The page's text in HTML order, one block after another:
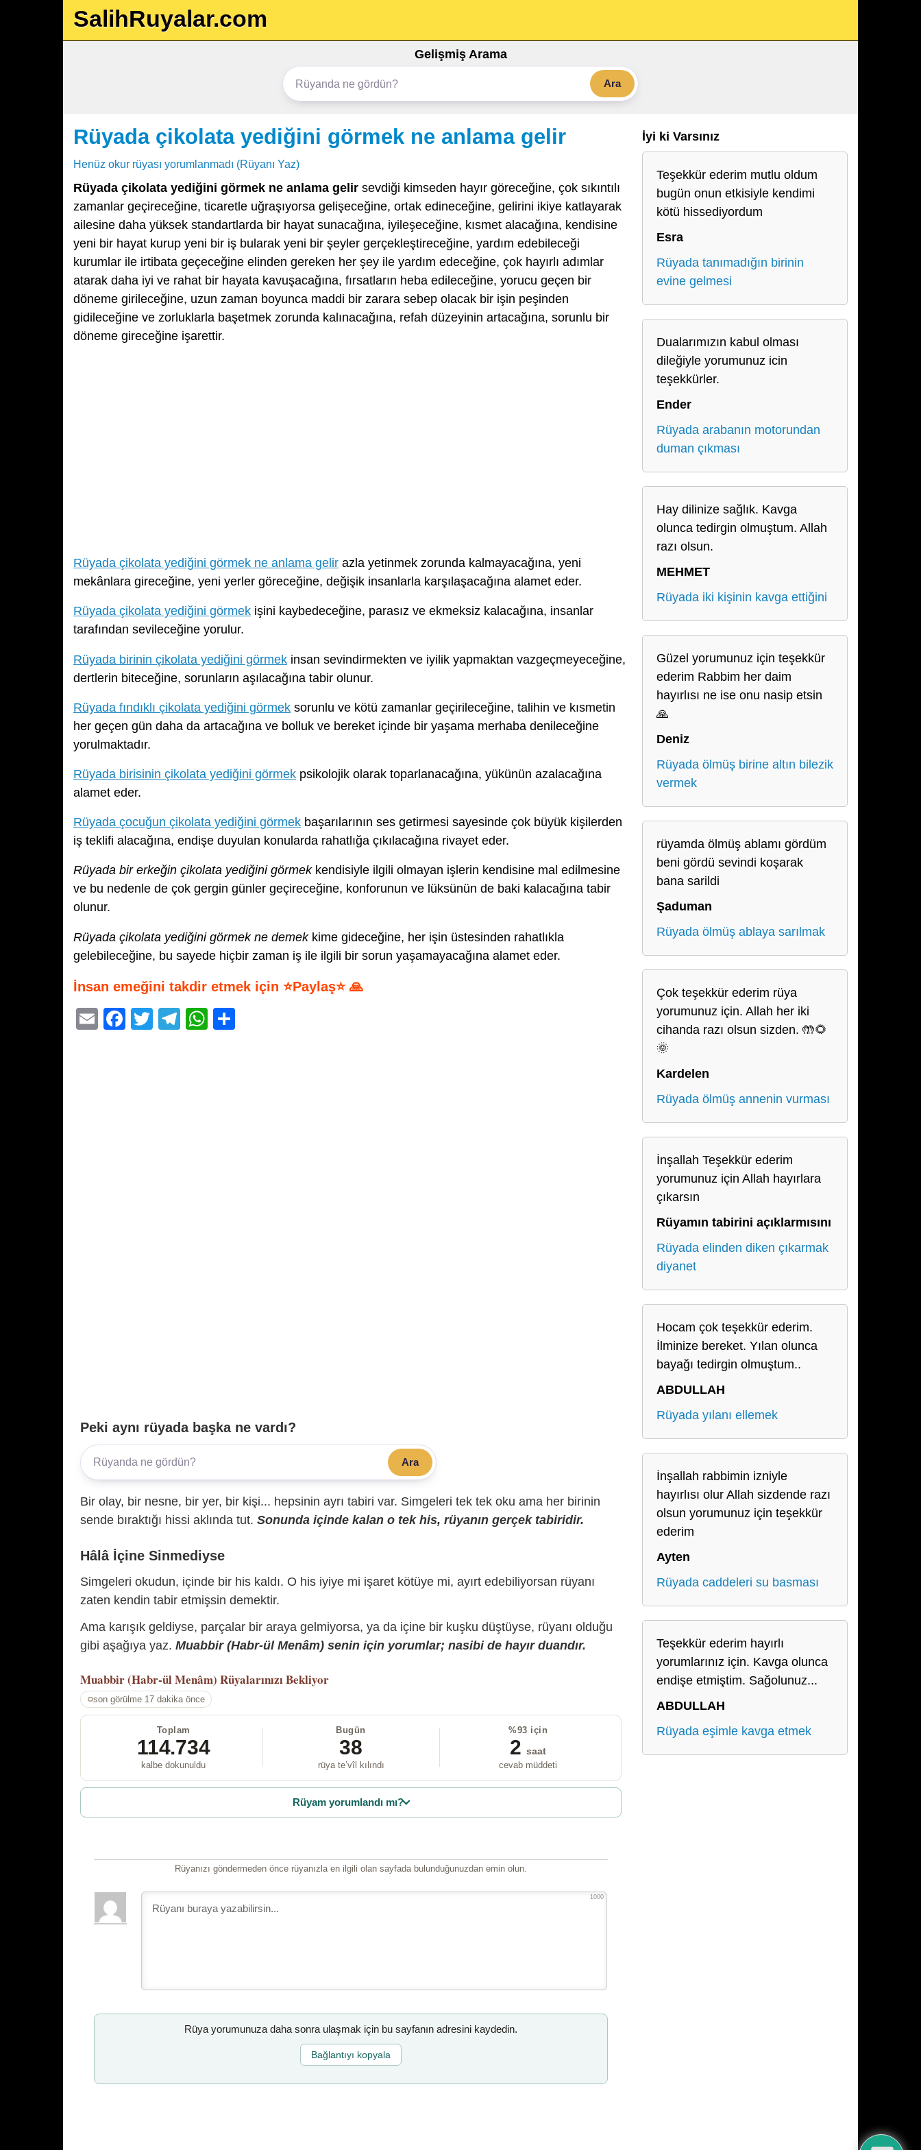
SalihRuyalar.com
Gelişmiş Arama
Ara
Rüyada çikolata yediğini görmek ne anlama gelir
Henüz okur rüyası yorumlanmadı (Rüyanı Yaz)
Rüyada çikolata yediğini görmek ne anlama gelir sevdiği kimseden hayır göreceğine, çok sıkıntılı
zamanlar geçireceğine, ticaretle uğraşıyorsa gelişeceğine, ortak edineceğine, gelirini ikiye katlayarak
ailesine daha yüksek standartlarda bir hayat sunacağına, iyileşeceğine, kısmet alacağına, kendisine
yeni bir hayat kurup yeni bir iş bularak yeni bir şeyler gerçekleştireceğine, yardım edebileceği
kurumlar ile irtibata geçeceğine elinden gereken her şey ile yardım edeceğine, çok hayırlı adımlar
atarak daha iyi ve rahat bir hayata kavuşacağına, fırsatların heba edileceğine, yorucu geçen bir
döneme girileceğine, uzun zaman boyunca maddi bir zarara sebep olacak bir işin peşinden
gidileceğine ve zorluklarla başetmek zorunda kalınacağına, refah düzeyinin artacağına, sorunlu bir
döneme gireceğine işarettir.
Rüyada çikolata yediğini görmek ne anlama gelir azla yetinmek zorunda kalmayacağına, yeni
mekânlara gireceğine, yeni yerler göreceğine, değişik insanlarla karşılaşacağına alamet eder.
Rüyada çikolata yediğini görmek işini kaybedeceğine, parasız ve ekmeksiz kalacağına, insanlar
tarafından sevileceğine yorulur.
Rüyada birinin çikolata yediğini görmek insan sevindirmekten ve iyilik yapmaktan vazgeçmeyeceğine,
dertlerin biteceğine, sorunların aşılacağına tabir olunur.
Rüyada fındıklı çikolata yediğini görmek sorunlu ve kötü zamanlar geçirileceğine, talihin ve kısmetin
her geçen gün daha da artacağına ve bolluk ve bereket içinde bir yaşama merhaba denileceğine
yorulmaktadır.
Rüyada birisinin çikolata yediğini görmek psikolojik olarak toparlanacağına, yükünün azalacağına
alamet eder.
Rüyada çocuğun çikolata yediğini görmek başarılarının ses getirmesi sayesinde çok büyük kişilerden
iş teklifi alacağına, endişe duyulan konularda rahatlığa çıkılacağına rivayet eder.
Rüyada bir erkeğin çikolata yediğini görmekkendisiyle ilgili olmayan işlerin kendisine mal edilmesine
ve bu nedenle de çok gergin günler geçireceğine, konforunun ve lüksünün de baki kalacağına tabir
olunur.
Rüyada çikolata yediğini görmek ne demekkime gideceğine, her işin üstesinden rahatlıkla
gelebileceğine, bu sayede hiçbir zaman iş ile ilgili bir sorun yaşamayacağına alamet eder.
İnsan emeğini takdir etmek için ⭐Paylaş⭐ 🙏
E
F
T
T
W
Peki aynı rüyada başka ne vardı?
Ara
Bir olay, bir nesne, bir yer, bir kişi... hepsinin ayrı tabiri var. Simgeleri tek tek oku ama her birinin
sende bıraktığı hissi aklında tut. Sonunda içinde kalan o tek his, rüyanın gerçek tabiridir.
Hâlâ İçine Sinmediyse
Simgeleri okudun, içinde bir his kaldı. O his iyiye mi işaret kötüye mi, ayırt edebiliyorsan rüyanı
zaten kendin tabir etmişsin demektir.
Ama karışık geldiyse, parçalar bir araya gelmiyorsa, ya da içine bir kuşku düştüyse, rüyanı olduğu
gibi aşağıya yaz. Muabbir (Habr-ül Menâm) senin için yorumlar; nasibi de hayır duandır.
Muabbir (Habr-ül Menâm) Rüyalarınızı Bekliyor
son görülme 17 dakika önce
Toplam
114.734
kalbe dokunuldu
Bugün
38
rüya te’vîl kılındı
%93 için
2 saat
cevab müddeti
Rüyam yorumlandı mı?
Rüyanızı göndermeden önce rüyanızla en ilgili olan sayfada bulunduğunuzdan emin olun.
1000
Rüya yorumunuza daha sonra ulaşmak için bu sayfanın adresini kaydedin.
Bağlantıyı kopyala
İyi ki Varsınız
Teşekkür ederim mutlu oldum
bugün onun etkisiyle kendimi
kötü hissediyordum
Esra
Rüyada tanımadığın birinin
evine gelmesi
Dualarımızın kabul olması
dileğiyle yorumunuz icin
teşekkürler.
Ender
Rüyada arabanın motorundan
duman çıkması
Hay dilinize sağlık. Kavga
olunca tedirgin olmuştum. Allah
razı olsun.
MEHMET
Rüyada iki kişinin kavga ettiğini
Güzel yorumunuz için teşekkür
ederim Rabbim her daim
hayırlısı ne ise onu nasip etsin
🙏
Deniz
Rüyada ölmüş birine altın bilezik
vermek
rüyamda ölmüş ablamı gördüm
beni gördü sevindi koşarak
bana sarildi
Şaduman
Rüyada ölmüş ablaya sarılmak
Çok teşekkür ederim rüya
yorumunuz için. Allah her iki
cihanda razı olsun sizden. 🤲🌻
🌞
Kardelen
Rüyada ölmüş annenin vurması
İnşallah Teşekkür ederim
yorumunuz için Allah hayırlara
çıkarsın
Rüyamın tabirini açıklarmısını
Rüyada elinden diken çıkarmak
diyanet
Hocam çok teşekkür ederim.
İlminize bereket. Yılan olunca
bayağı tedirgin olmuştum..
ABDULLAH
Rüyada yılanı ellemek
İnşallah rabbimin izniyle
hayırlısı olur Allah sizdende razı
olsun yorumunuz için teşekkür
ederim
Ayten
Rüyada caddeleri su basması
Teşekkür ederim hayırlı
yorumlarınız için. Kavga olunca
endişe etmiştim. Sağolunuz...
ABDULLAH
Rüyada eşimle kavga etmek